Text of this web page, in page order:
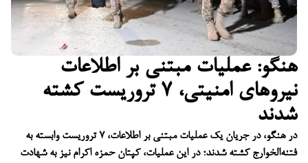
هنگو: عملیات مبتنی بر اطلاعات
نیروهای امنیتی، ۷ تروریست کشته
شدند
در هنگو، در جریان یک عملیات مبتنی بر اطلاعات، ۷ تروریست وابسته به
فتنه‌الخوارج کشته شدند؛ در این عملیات، کپتان حمزه اکرام نیز به شهادت